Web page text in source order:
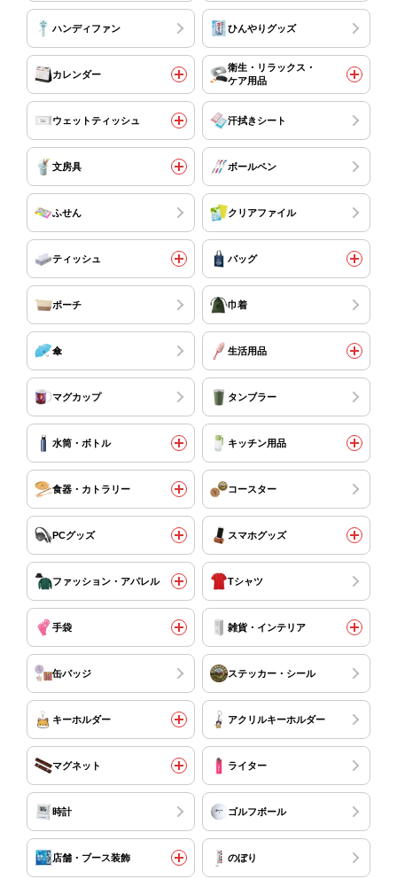
ハンディファン ひんやりグッズ
カレンダー
衛生・リラックス・
ケア用品
ウェットティッシュ 汗拭きシート
文房具 ボールペン
ふせん クリアファイル
ティッシュ バッグ
ポーチ 巾着
傘 生活用品
マグカップ タンブラー
水筒・ボトル キッチン用品
食器・カトラリー コースター
PCグッズ スマホグッズ
ファッション・アパレル Tシャツ
手袋 雑貨・インテリア
缶バッジ ステッカー・シール
キーホルダー アクリルキーホルダー
マグネット ライター
時計 ゴルフボール
店舗・ブース装飾 のぼり